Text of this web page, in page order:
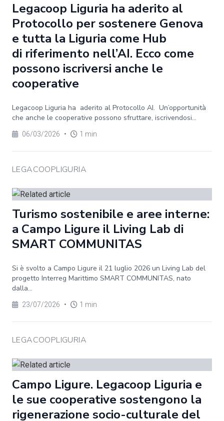
Legacoop Liguria ha aderito al
Protocollo per sostenere Genova
e tutta la Liguria come Hub
di riferimento nell’AI. Ecco come
possono iscriversi anche le
cooperative
Legacoop Liguria ha aderito al Protocollo AI. Un’opportunità
che anche le cooperative possono sfruttare, iscrivendosi...
06/03/2026 • 1 min
LEGACOOPLIGURIA
Turismo sostenibile e aree interne:
a Campo Ligure il Living Lab di
SMART COMMUNITAS
Si è svolto a Campo Ligure il 21 luglio 2026 un Living Lab del
progetto Interreg Marittimo SMART COMMUNITAS, nato
dalla...
23/07/2026 • 1 min
LEGACOOPLIGURIA
Campo Ligure. Legacoop Liguria e
le sue cooperative sostengono la
rigenerazione socio-culturale del